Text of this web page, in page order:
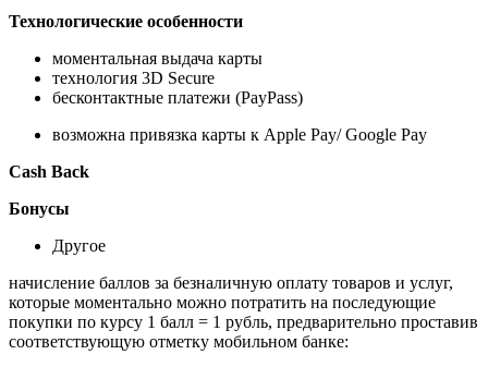
Технологические особенности
моментальная выдача карты
технология 3D Secure
бесконтактные платежи (PayPass)
возможна привязка карты к Apple Pay/ Google Pay
Cash Back
Бонусы
Другое
начисление баллов за безналичную оплату товаров и услуг,
которые моментально можно потратить на последующие
покупки по курсу 1 балл = 1 рубль, предварительно проставив
соответствующую отметку мобильном банке: